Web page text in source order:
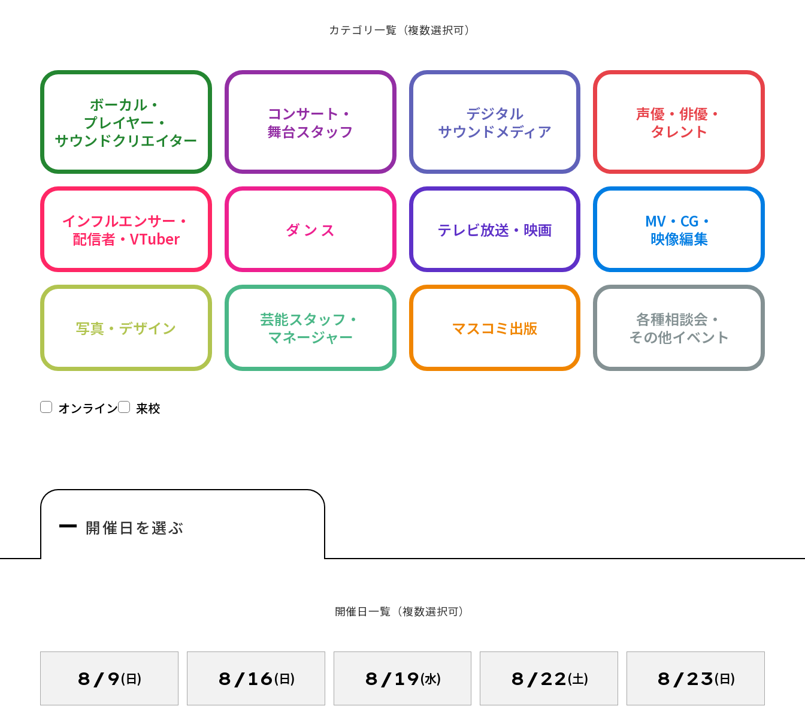
カテゴリ一覧（複数選択可）
ボーカル・
プレイヤー・
サウンドクリエイター
コンサート・
舞台スタッフ
デジタル
サウンドメディア
声優・俳優・
タレント
インフルエンサー・
配信者・VTuber
ダ ン ス テレビ放送・映画
MV・CG・
映像編集
写真・デザイン
芸能スタッフ・
マネージャー
マスコミ出版
各種相談会・
その他イベント
オンライン 来校
開催日を選ぶ
開催日一覧（複数選択可）
8/9(日) 8/16(日) 8/19(水) 8/22(土) 8/23(日)